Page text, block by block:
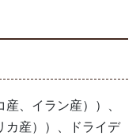
、イラン産））、
カ産））、ドライデ